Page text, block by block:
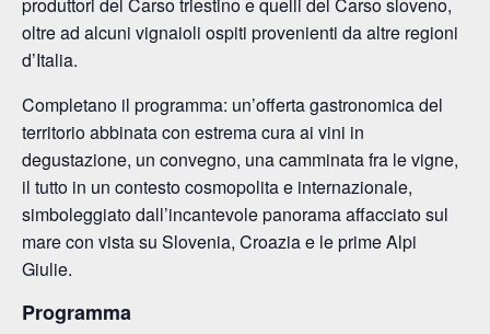
oltre ad alcuni vignaioli ospiti provenienti da altre regioni
d’Italia.
Completano il programma: un’offerta gastronomica del
territorio abbinata con estrema cura ai vini in
degustazione, un convegno, una camminata fra le vigne,
il tutto in un contesto cosmopolita e internazionale,
simboleggiato dall’incantevole panorama affacciato sul
mare con vista su Slovenia, Croazia e le prime Alpi
Giulie.
Programma